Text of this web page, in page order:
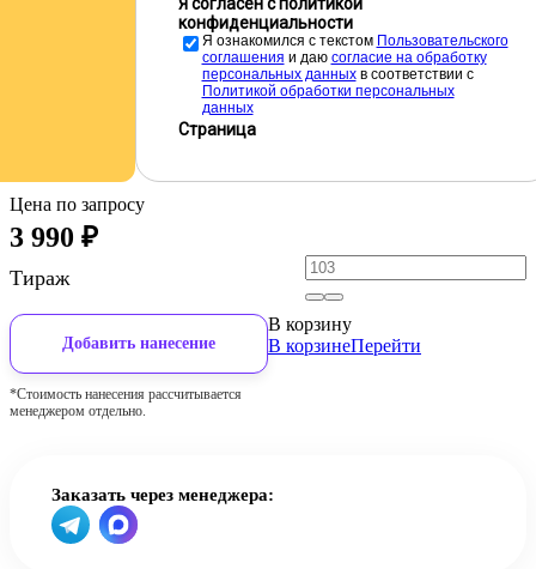
конфиденциальности
Я ознакомился с текстом Пользовательского
соглашения и даю cогласие на обработку
персональных данныхв соответствии с
Политикой обработки персональных
данных
Страница
Цена по запросу
3 990 ₽
Тираж
Добавить нанесение
*Стоимость нанесения рассчитывается
менеджером отдельно.
В корзину
В корзинеПерейти
Заказать через менеджера: